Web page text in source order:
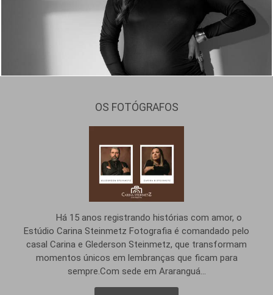
534
OS FOTÓGRAFOS
Há 15 anos registrando histórias com amor, o
Estúdio Carina Steinmetz Fotografia é comandado pelo
casal Carina e Glederson Steinmetz, que transformam
momentos únicos em lembranças que ficam para
sempre.Com sede em Araranguá...